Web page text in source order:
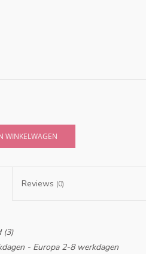
WINKELWAGEN
Reviews (0)
(3)
- Europa 2-8 werkdagen